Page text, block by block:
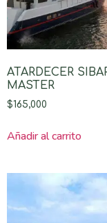
ATARDECER
MASTER
$165,000
Añadir al carrito